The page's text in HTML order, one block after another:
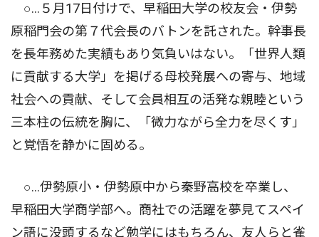
○…５月17日付けで、早稲田大学の校友会・伊勢
原稲門会の第７代会長のバトンを託された。幹事長
を長年務めた実績もあり気負いはない。「世界人類
に貢献する大学」を掲げる母校発展への寄与、地域
社会への貢献、そして会員相互の活発な親睦という
三本柱の伝統を胸に、「微力ながら全力を尽くす」
と覚悟を静かに固める。
○…伊勢原小・伊勢原中から秦野高校を卒業し、
早稲田大学商学部へ。商社での活躍を夢見てスペイ
ン語に没頭するなど勉学にはもちろん、友人らと雀